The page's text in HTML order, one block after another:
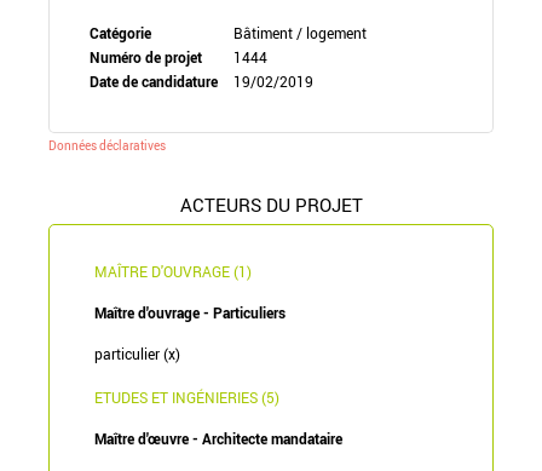
Catégorie
Bâtiment / logement
Numéro de projet
1444
Date de candidature
19/02/2019
Données déclaratives
ACTEURS DU PROJET
MAÎTRE D'OUVRAGE (1)
Maître d'ouvrage - Particuliers
particulier (x)
ETUDES ET INGÉNIERIES (5)
Maître d'œuvre - Architecte mandataire